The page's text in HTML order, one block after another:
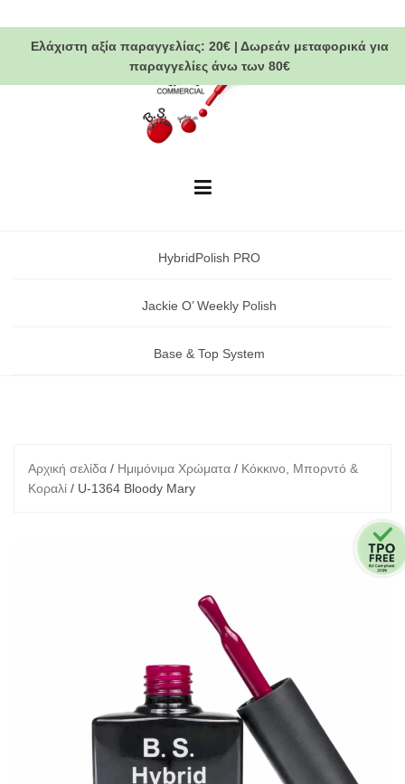
to
contentΕλάχιστη αξία παραγγελίας: 20€| Δωρεάν μεταφορικάγια
παραγγελίες άνω των 80€
HybridPolish PRO
Jackie O’ Weekly Polish
Base & Top System
Αρχική σελίδα / Ημιμόνιμα Χρώματα / Κόκκινο, Μπορντό &
Κοραλί / U-1364 Bloody Mary